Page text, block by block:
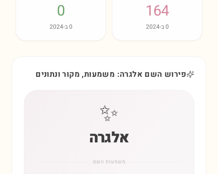
164
0ב-2024
0
0ב-2024
פירוש השם אלגרה: משמעות, מקור ונתונים
✨
אלגרה
משמעות השם